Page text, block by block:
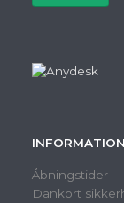
Åbningstider
Dankort